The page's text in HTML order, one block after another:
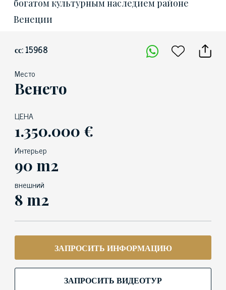
богатом культурным наследием районе
Венеции
сс: 15968
Место
Венето
ЦЕНА
1.350.000 €
Интерьер
90 m2
внешний
8 m2
ЗАПРОСИТЬ ИНФОРМАЦИЮ
ЗАПРОСИТЬ ВИДЕОТУР